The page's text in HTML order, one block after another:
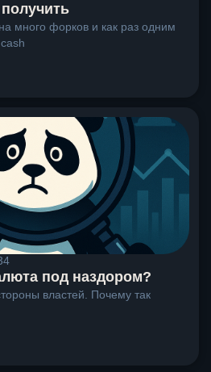
много форков и как раз одним
под наздором?
властей. Почему так